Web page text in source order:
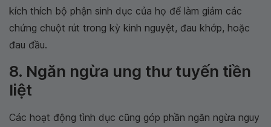
kích thích bộ phận sinh dục của họ để làm giảm các
chứng chuột rút trong kỳ kinh nguyệt, đau khớp, hoặc
đau đầu.
8. Ngăn ngừa ung thư tuyến tiền
liệt
Các hoạt động tình dục cũng góp phần ngăn ngừa nguy